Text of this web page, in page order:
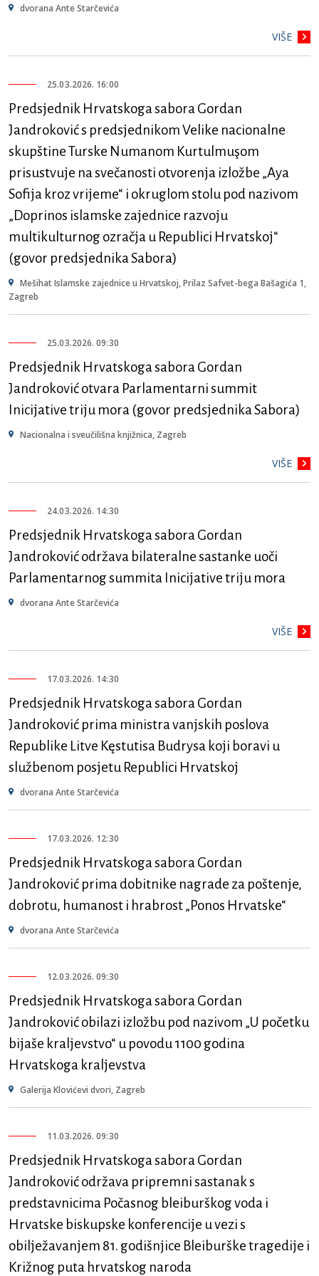
dvorana Ante Starčevića
VIŠE
25.03.2026. 16:00
Predsjednik Hrvatskoga sabora Gordan
Jandroković s predsjednikom Velike nacionalne
skupštine Turske Numanom Kurtulmuşom
prisustvuje na svečanosti otvorenja izložbe „Aya
Sofija kroz vrijeme“ i okruglom stolu pod nazivom
„Doprinos islamske zajednice razvoju
multikulturnog ozračja u Republici Hrvatskoj“
(govor predsjednika Sabora)
Mešihat Islamske zajednice u Hrvatskoj, Prilaz Safvet-bega Bašagića 1,
Zagreb
25.03.2026. 09:30
Predsjednik Hrvatskoga sabora Gordan
Jandroković otvara Parlamentarni summit
Inicijative triju mora (govor predsjednika Sabora)
Nacionalna i sveučilišna knjižnica, Zagreb
VIŠE
24.03.2026. 14:30
Predsjednik Hrvatskoga sabora Gordan
Jandroković održava bilateralne sastanke uoči
Parlamentarnog summita Inicijative triju mora
dvorana Ante Starčevića
VIŠE
17.03.2026. 14:30
Predsjednik Hrvatskoga sabora Gordan
Jandroković prima ministra vanjskih poslova
Republike Litve Kęstutisa Budrysa koji boravi u
službenom posjetu Republici Hrvatskoj
dvorana Ante Starčevića
17.03.2026. 12:30
Predsjednik Hrvatskoga sabora Gordan
Jandroković prima dobitnike nagrade za poštenje,
dobrotu, humanost i hrabrost „Ponos Hrvatske“
dvorana Ante Starčevića
12.03.2026. 09:30
Predsjednik Hrvatskoga sabora Gordan
Jandroković obilazi izložbu pod nazivom „U početku
bijaše kraljevstvo“ u povodu 1100 godina
Hrvatskoga kraljevstva
Galerija Klovićevi dvori, Zagreb
11.03.2026. 09:30
Predsjednik Hrvatskoga sabora Gordan
Jandroković održava pripremni sastanak s
predstavnicima Počasnog bleiburškog voda i
Hrvatske biskupske konferencije u vezi s
obilježavanjem 81. godišnjice Bleiburške tragedije i
Križnog puta hrvatskog naroda